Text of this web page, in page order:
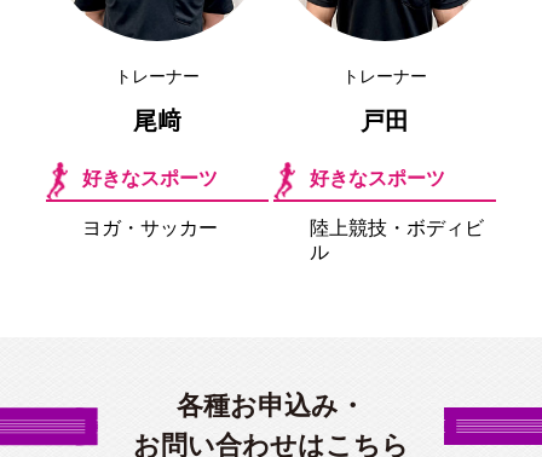
トレーナー
尾﨑
好きなスポーツ
ヨガ・サッカー
トレーナー
戸田
好きなスポーツ
陸上競技・ボディビ
ル
各種お申込み・
お問い合わせはこちら